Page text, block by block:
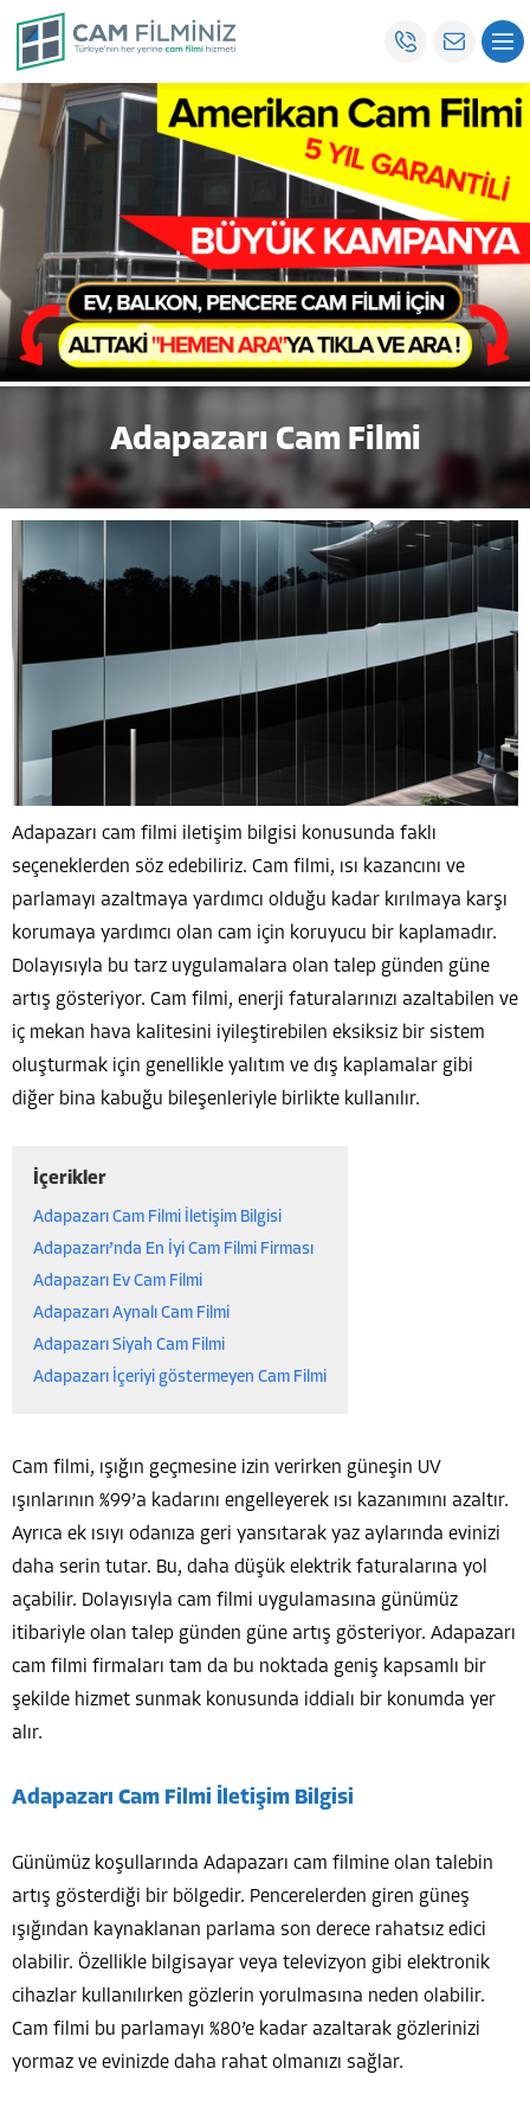
Adapazarı Cam Filmi
Adapazarı cam filmi iletişim bilgisi konusunda faklı
seçeneklerden söz edebiliriz. Cam filmi, ısı kazancını ve
parlamayı azaltmaya yardımcı olduğu kadar kırılmaya karşı
korumaya yardımcı olan cam için koruyucu bir kaplamadır.
Dolayısıyla bu tarz uygulamalara olan talep günden güne
artış gösteriyor. Cam filmi, enerji faturalarınızı azaltabilen ve
iç mekan hava kalitesini iyileştirebilen eksiksiz bir sistem
oluşturmak için genellikle yalıtım ve dış kaplamalar gibi
diğer bina kabuğu bileşenleriyle birlikte kullanılır.
İçerikler
Adapazarı Cam Filmi İletişim Bilgisi
Adapazarı’nda En İyi Cam Filmi Firması
Adapazarı Ev Cam Filmi
Adapazarı Aynalı Cam Filmi
Adapazarı Siyah Cam Filmi
Adapazarı İçeriyi göstermeyen Cam Filmi
Cam filmi, ışığın geçmesine izin verirken güneşin UV
ışınlarının %99’a kadarını engelleyerek ısı kazanımını azaltır.
Ayrıca ek ısıyı odanıza geri yansıtarak yaz aylarında evinizi
daha serin tutar. Bu, daha düşük elektrik faturalarına yol
açabilir. Dolayısıyla cam filmi uygulamasına günümüz
itibariyle olan talep günden güne artış gösteriyor. Adapazarı
cam filmi firmaları tam da bu noktada geniş kapsamlı bir
şekilde hizmet sunmak konusunda iddialı bir konumda yer
alır.
Adapazarı Cam Filmi İletişim Bilgisi
Günümüz koşullarında Adapazarı cam filmine olan talebin
artış gösterdiği bir bölgedir. Pencerelerden giren güneş
ışığından kaynaklanan parlama son derece rahatsız edici
olabilir. Özellikle bilgisayar veya televizyon gibi elektronik
cihazlar kullanılırken gözlerin yorulmasına neden olabilir.
Cam filmi bu parlamayı %80’e kadar azaltarak gözlerinizi
yormaz ve evinizde daha rahat olmanızı sağlar.